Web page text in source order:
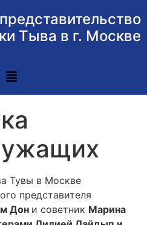
Тыва в г. Москве
Тувы в Москве
представителя
Дон и советник Марина